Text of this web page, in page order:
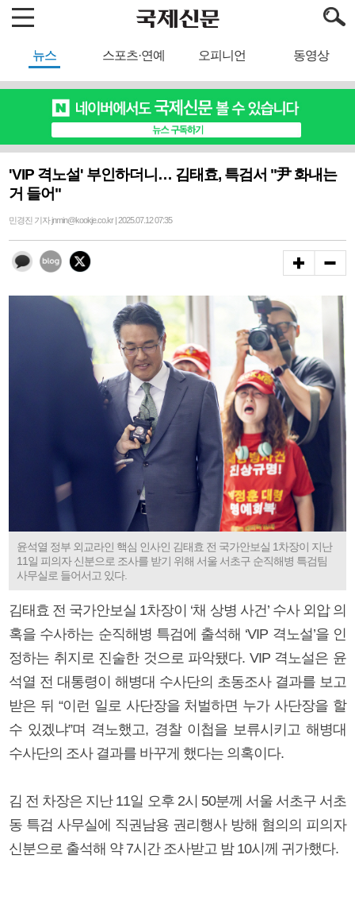
뉴스 스포츠·연예 오피니언 동영상
'VIP 격노설' 부인하더니… 김태효, 특검서 "尹 화내는
거 들어"
민경진 기자 jnmin@kookje.co.kr | 2025.07.12 07:35
윤석열 정부 외교라인 핵심 인사인 김태효 전 국가안보실 1차장이 지난
11일 피의자 신분으로 조사를 받기 위해 서울 서초구 순직해병 특검팀
사무실로 들어서고 있다.
김태효 전 국가안보실 1차장이 ‘채 상병 사건’ 수사 외압 의
혹을 수사하는 순직해병 특검에 출석해 ‘VIP 격노설’을 인
정하는 취지로 진술한 것으로 파악됐다. VIP 격노설은 윤
석열 전 대통령이 해병대 수사단의 초동조사 결과를 보고
받은 뒤 “이런 일로 사단장을 처벌하면 누가 사단장을 할
수 있겠냐”며 격노했고, 경찰 이첩을 보류시키고 해병대
수사단의 조사 결과를 바꾸게 했다는 의혹이다.
김 전 차장은 지난 11일 오후 2시 50분께 서울 서초구 서초
동 특검 사무실에 직권남용 권리행사 방해 혐의의 피의자
신분으로 출석해 약 7시간 조사받고 밤 10시께 귀가했다.